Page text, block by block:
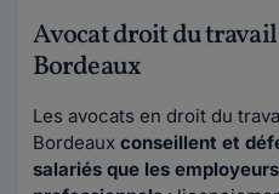
Avocat droit du
Bordeaux
Les avocats en droit du
Bordeaux conseillent et
salariés que les